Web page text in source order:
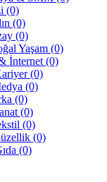
(0)
(0)
(0)
Yaşam (0)
İnternet (0)
(0)
(0)
(0)
(0)
(0)
(0)
(0)